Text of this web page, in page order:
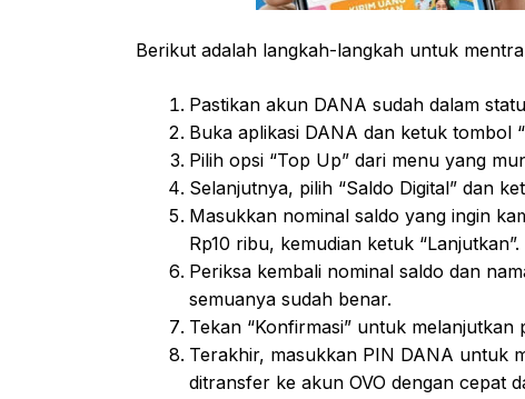
Berikut adalah langkah-langkah untuk
Pastikan akun DANA sudah dalam
Buka aplikasi DANA dan ketuk tombol
Pilih opsi “Top Up” dari menu yang
Selanjutnya, pilih “Saldo Digital” dan
Masukkan nominal saldo yang ingin
Rp10 ribu, kemudian ketuk “Lanjutkan”.
Periksa kembali nominal saldo dan
semuanya sudah benar.
Tekan “Konfirmasi” untuk melanjutkan
Terakhir, masukkan PIN DANA untuk
ditransfer ke akun OVO dengan cepat